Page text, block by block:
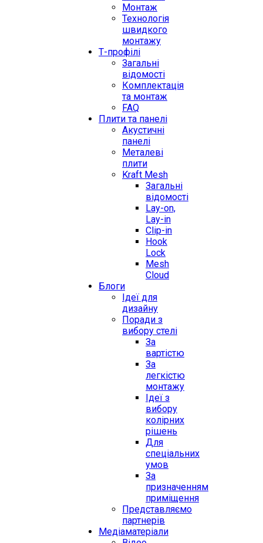
Монтаж
Технологія
швидкого
монтажу
Т-профілі
Загальні
відомості
Комплектація
та монтаж
FAQ
Плити та панелі
Акустичні
панелі
Металеві
плити
Kraft Mesh
Загальні
відомості
Lay-on,
Lay-in
Clip-in
Hook
Lock
Mesh
Cloud
Блоги
Ідеї для
дизайну
Поради з
вибору стелі
За
вартістю
За
легкістю
монтажу
Ідеї з
вибору
колірних
рішень
Для
спеціальних
умов
За
призначенням
приміщення
Представляємо
партнерів
Медіаматеріали